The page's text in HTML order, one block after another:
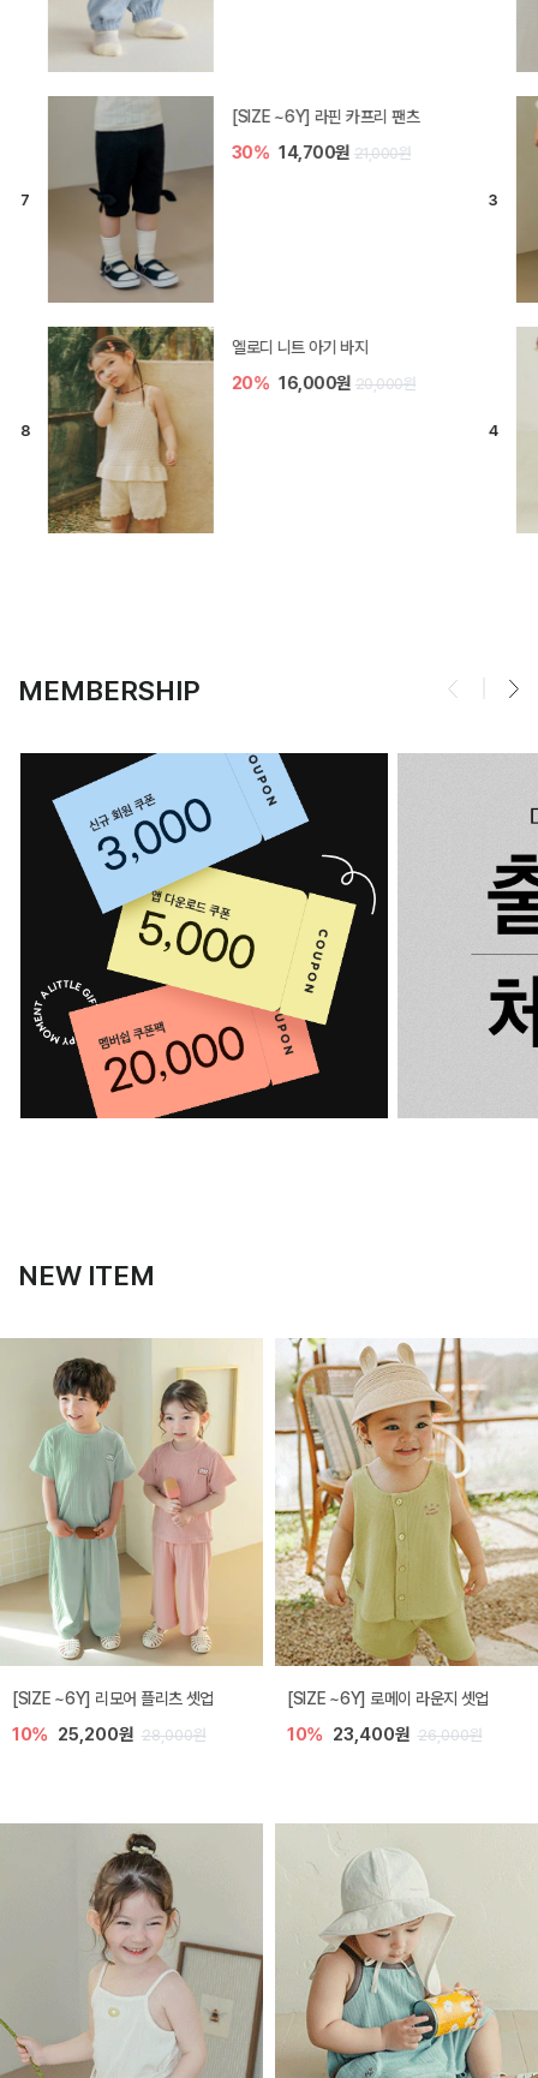
[SIZE ~6Y] 라핀 카프리 팬츠
30% 14,700원 21,000원
엘로디 니트 아기 바지
20% 16,000원 20,000원
MEMBERSHIP
NEW ITEM
[SIZE ~6Y] 리모어 플리츠 셋업
10% 25,200원 28,000원
[SIZE ~6Y] 로메이 라운지 셋업
10% 23,400원 26,000원